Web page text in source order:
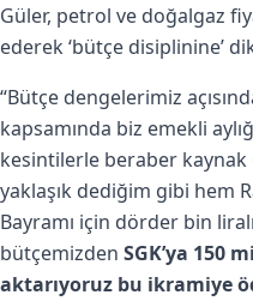
Güler, petrol ve doğalgaz
ederek ‘bütçe disiplinine’
“Bütçe dengelerimiz
kapsamında biz emekli
kesintilerle beraber kaynak
yaklaşık dediğim gibi hem
Bayramı için dörder bin
bütçemizden SGK’ya 150
aktarıyoruz bu ikramiye